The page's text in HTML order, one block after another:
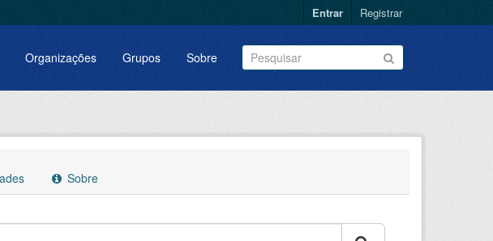
Entrar Registrar
Organizações Grupos Sobre
Sobre